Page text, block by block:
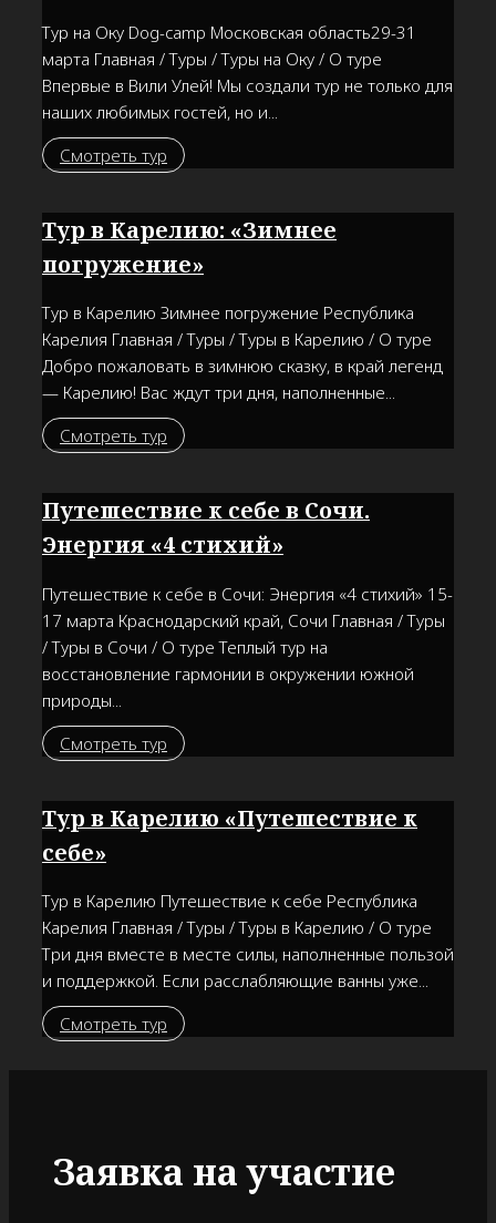
Тур на Оку Dog-camp Московская область29-31
марта Главная / Туры / Туры на Оку / О туре
Впервые в Вили Улей! Мы создали тур не только для
наших любимых гостей, но и...
Смотреть тур
Тур в Карелию: «Зимнее
погружение»
Тур в Карелию Зимнее погружение Республика
Карелия Главная / Туры / Туры в Карелию / О туре
Добро пожаловать в зимнюю сказку, в край легенд
— Карелию! Вас ждут три дня, наполненные...
Смотреть тур
Путешествие к себе в Сочи.
Энергия «4 стихий»
Путешествие к себе в Сочи: Энергия «4 стихий» 15-
17 марта Краснодарский край, Сочи Главная / Туры
/ Туры в Сочи / О туре Теплый тур на
восстановление гармонии в окружении южной
природы...
Смотреть тур
Тур в Карелию «Путешествие к
себе»
Тур в Карелию Путешествие к себе Республика
Карелия Главная / Туры / Туры в Карелию / О туре
Три дня вместе в месте силы, наполненные пользой
и поддержкой. Если расслабляющие ванны уже...
Смотреть тур
Заявка на участие